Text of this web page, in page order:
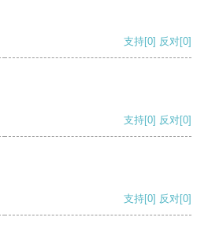
支持[0] 反对[0]
支持[0] 反对[0]
支持[0] 反对[0]